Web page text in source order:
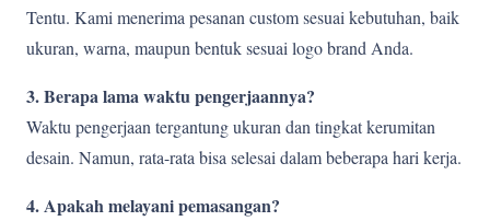
Tentu. Kami menerima pesanan custom sesuai kebutuhan, baik
ukuran, warna, maupun bentuk sesuai logo brand Anda.
3. Berapa lama waktu pengerjaannya?
Waktu pengerjaan tergantung ukuran dan tingkat kerumitan
desain. Namun, rata-rata bisa selesai dalam beberapa hari kerja.
4. Apakah melayani pemasangan?